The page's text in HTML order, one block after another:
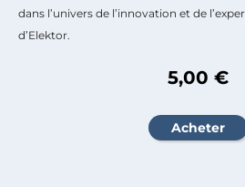
dans l’univers de l’innovation et de
d’Elektor.
5,00 €